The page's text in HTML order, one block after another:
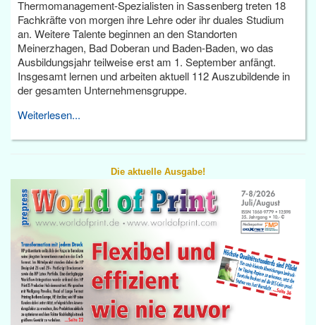
Thermomanagement-Spezialisten in Sassenberg treten 18
Fachkräfte von morgen ihre Lehre oder ihr duales Studium
an. Weitere Talente beginnen an den Standorten
Meinerzhagen, Bad Doberan und Baden-Baden, wo das
Ausbildungsjahr teilweise erst am 1. September anfängt.
Insgesamt lernen und arbeiten aktuell 112 Auszubildende in
der gesamten Unternehmensgruppe.
Weiterlesen...
Die aktuelle Ausgabe!